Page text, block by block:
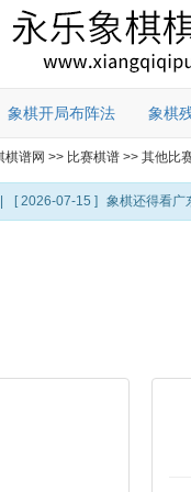
象棋开局布阵法 象棋
棋谱网 >> 比赛棋谱 >> 其他比
[ 2026-07-15 ] 象棋还得看广